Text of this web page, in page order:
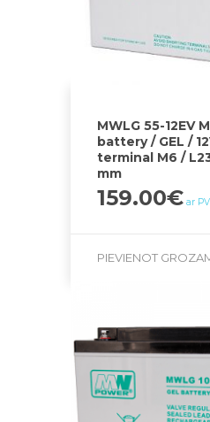
MWLG 55-12EV
battery / GEL /
terminal M6 /
mm
159.00€ ar
PIEVIENOT